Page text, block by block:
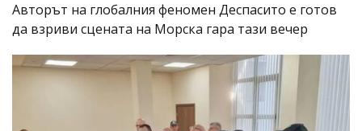
Авторът на глобалния феномен Деспасито е готов
да взриви сцената на Морска гара тази вечер